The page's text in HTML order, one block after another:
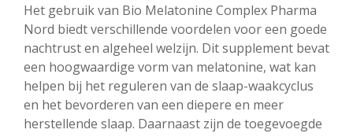
Het gebruik van Bio Melatonine Complex Pharma
Nord biedt verschillende voordelen voor een goede
nachtrust en algeheel welzijn. Dit supplement bevat
een hoogwaardige vorm van melatonine, wat kan
helpen bij het reguleren van de slaap-waakcyclus
en het bevorderen van een diepere en meer
herstellende slaap. Daarnaast zijn de toegevoegde